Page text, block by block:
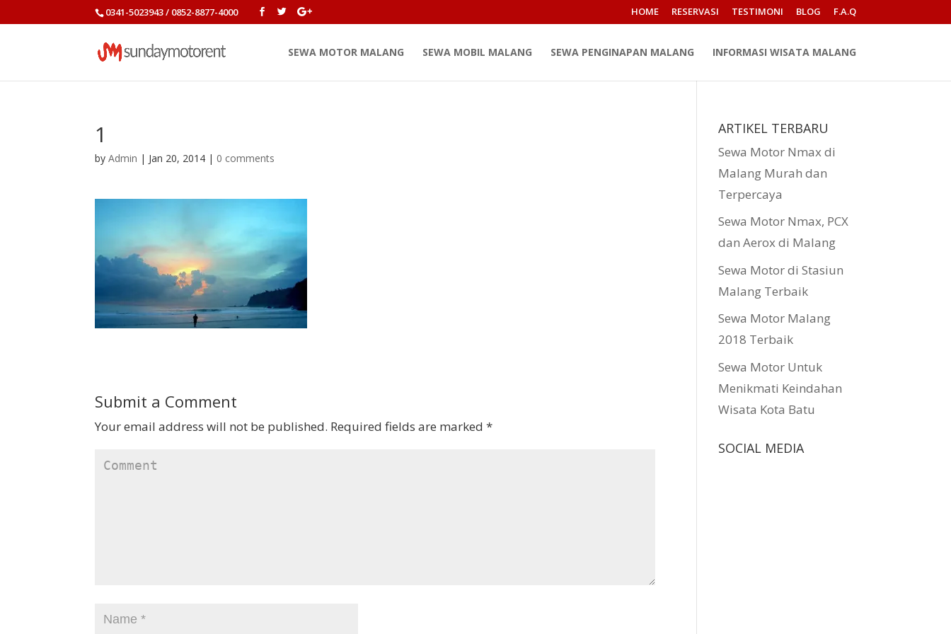
0341-5023943 / 0852-8877-4000 HOME RESERVASI TESTIMONI BLOG F.A.Q
SEWA MOTOR MALANG SEWA MOBIL MALANG SEWA PENGINAPAN MALANG INFORMASI WISATA MALANG
1
byAdmin | Jan 20, 2014 | 0 comments
Submit a Comment
Your email address will not be published. Required fields are marked*
ARTIKEL TERBARU
Sewa Motor Nmax di
Malang Murah dan
Terpercaya
Sewa Motor Nmax, PCX
dan Aerox di Malang
Sewa Motor di Stasiun
Malang Terbaik
Sewa Motor Malang
2018 Terbaik
Sewa Motor Untuk
Menikmati Keindahan
Wisata Kota Batu
SOCIAL MEDIA